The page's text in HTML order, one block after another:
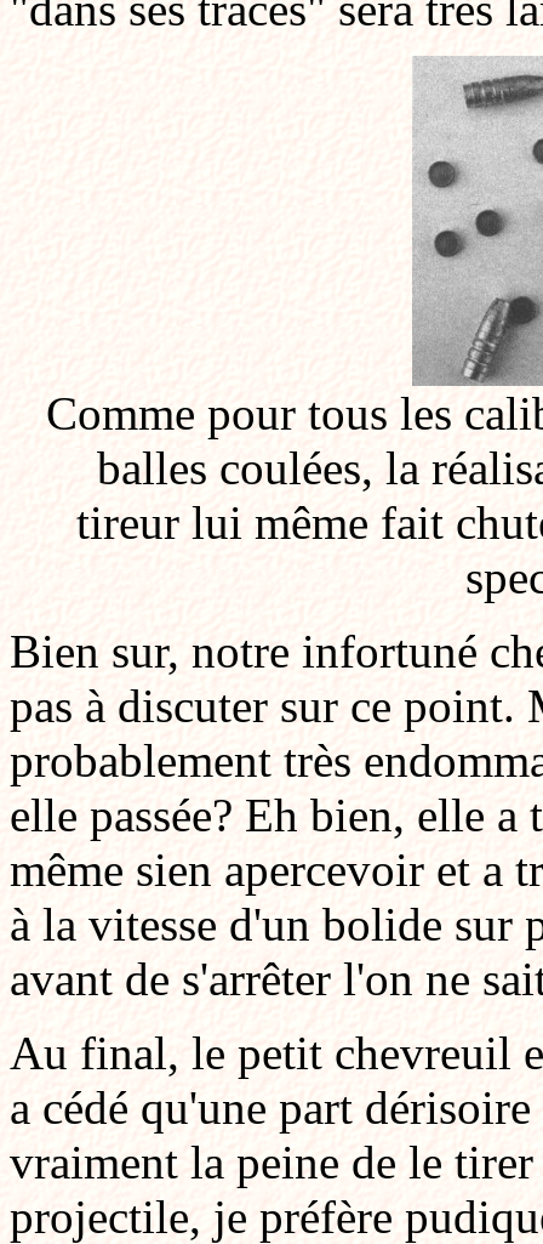
Comme pour tous les
balles coulées, la
tireur lui même fait
Bien sur, notre infortuné
pas à discuter sur ce point.
probablement très
elle passée? Eh bien, elle a
même sien apercevoir et a
à la vitesse d'un bolide sur
avant de s'arrêter l'on ne
Au final, le petit chevreuil
a cédé qu'une part
vraiment la peine de le
projectile, je préfère